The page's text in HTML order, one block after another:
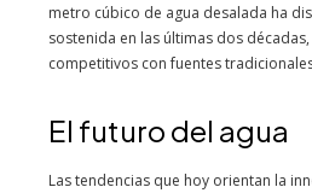
metro cúbico de agua desalada ha
sostenida en las últimas dos
competitivos con fuentes
El futuro del agua
Las tendencias que hoy orientan la